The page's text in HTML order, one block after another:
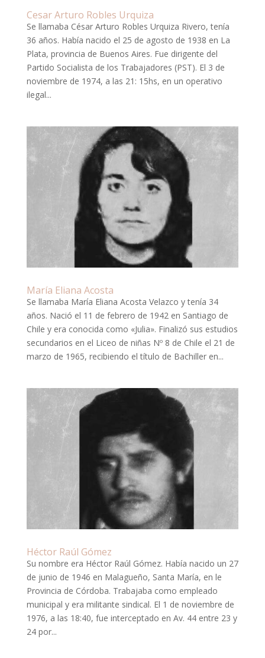
Cesar Arturo Robles Urquiza
Se llamaba César Arturo Robles Urquiza Rivero, tenía
36 años. Había nacido el 25 de agosto de 1938 en La
Plata, provincia de Buenos Aires. Fue dirigente del
Partido Socialista de los Trabajadores (PST). El 3 de
noviembre de 1974, a las 21: 15hs, en un operativo
ilegal...
María Eliana Acosta
Se llamaba María Eliana Acosta Velazco y tenía 34
años. Nació el 11 de febrero de 1942 en Santiago de
Chile y era conocida como «Julia». Finalizó sus estudios
secundarios en el Liceo de niñas Nº 8 de Chile el 21 de
marzo de 1965, recibiendo el título de Bachiller en...
Héctor Raúl Gómez
Su nombre era Héctor Raúl Gómez. Había nacido un 27
de junio de 1946 en Malagueño, Santa María, en le
Provincia de Córdoba. Trabajaba como empleado
municipal y era militante sindical. El 1 de noviembre de
1976, a las 18:40, fue interceptado en Av. 44 entre 23 y
24 por...